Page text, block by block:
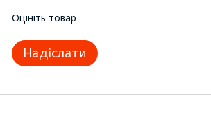
Оцініть товар
Надіслати